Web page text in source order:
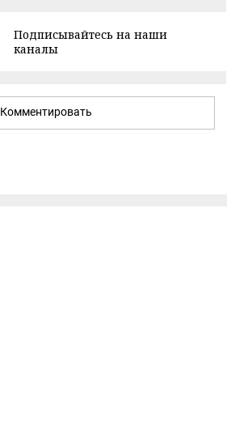
Подписывайтесь на наши
каналы
Комментировать